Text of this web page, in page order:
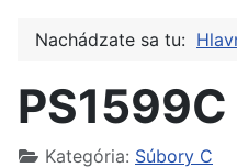
Nachádzate sa tu:
PS1599C
Kategória: Súbory C